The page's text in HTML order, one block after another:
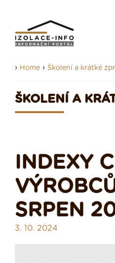
› Home › Školení a krátké
ŠKOLENÍ A
INDEXY
SRPEN
3. 10. 2024